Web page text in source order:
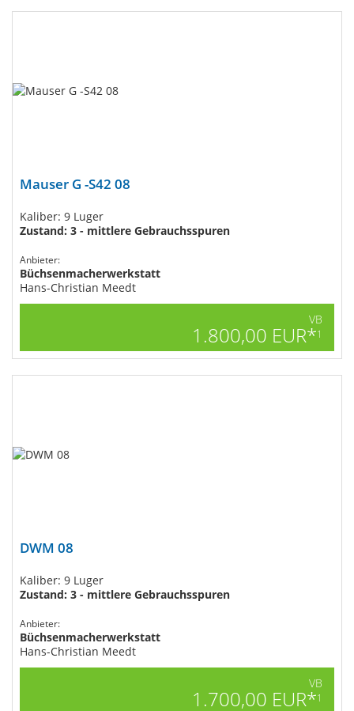
Mauser G -S42 08
Kaliber: 9 Luger
Zustand: 3 - mittlere Gebrauchsspuren
Anbieter:
Büchsenmacherwerkstatt
Hans-Christian Meedt
VB
1.800,00 EUR*1
DWM 08
Kaliber: 9 Luger
Zustand: 3 - mittlere Gebrauchsspuren
Anbieter:
Büchsenmacherwerkstatt
Hans-Christian Meedt
VB
1.700,00 EUR*1